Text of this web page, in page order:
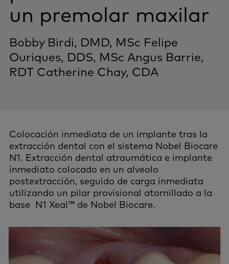
un premolar maxilar
Bobby Birdi, DMD, MSc Felipe
Ouriques, DDS, MSc Angus Barrie,
RDT Catherine Chay, CDA
Colocación inmediata de un implante tras la
extracción dental con el sistema Nobel Biocare
N1. Extracción dental atraumática e implante
inmediato colocado en un alveolo
postextracción, seguido de carga inmediata
utilizando un pilar provisional atornillado a la
base N1 Xeal™ de Nobel Biocare.